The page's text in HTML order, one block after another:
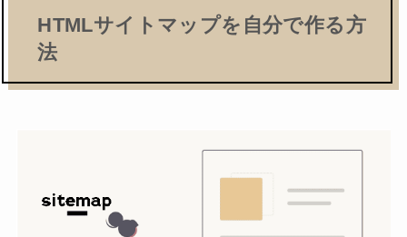
HTMLサイトマップを自分で作る方
法